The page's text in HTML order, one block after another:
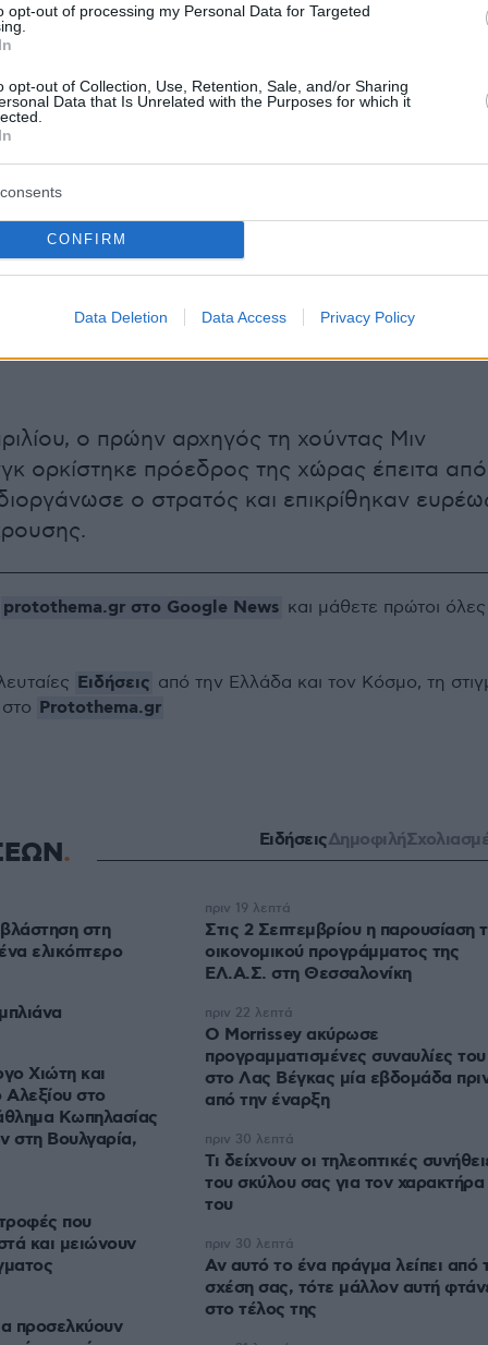
opt-out of processing my Personal Data for Targeted
opt-out of Collection, Use, Retention, Sale, and/or Sharing
Data that Is Unrelated with the Purposes for which it
CONFIRM
Data Deletion Data Access Privacy Policy
κατέλαβε την εξουσία με πραξικόπημα
2021, συλλαμβάνοντας τη βραβευμένη με
Αούνγκ Σαν Σου Τσι
και μέλη της
εξουσίας από τον στρατό προκάλεσε
πυροδοτώντας εμφύλιο πόλεμο
αντιστασιακών δυνάμεων
ο πρώην αρχηγός τη χούντας Μιν
ορκίστηκε πρόεδρος της χώρας έπειτα από
ο στρατός και επικρίθηκαν
protothema.gr στο Google News και μάθετε πρώτοι όλες
Ειδήσεις από την Ελλάδα και τον Κόσμο, τη
Protothema.gr
ΕιδήσειςΔημοφιλή
στη
ελικόπτερο
Χιώτη και
στο
Κωπηλασίας
στη Βουλγαρία,
που
και μειώνουν
προσελκύουν
Στις 2 Σεπτεμβρίου η παρουσίαση
οικονομικού προγράμματος της
ΕΛ.Α.Σ. στη Θεσσαλονίκη
πριν 19 λεπτά
Ο Morrissey ακύρωσε
προγραμματισμένες συναυλίες του
στο Λας Βέγκας μία εβδομάδα
από την έναρξη
πριν 22 λεπτά
Τι δείχνουν οι τηλεοπτικές
του σκύλου σας για τον χαρακτήρα
του
πριν 30 λεπτά
Αν αυτό το ένα πράγμα λείπει από
σχέση σας, τότε μάλλον αυτή
στο τέλος της
πριν 30 λεπτά